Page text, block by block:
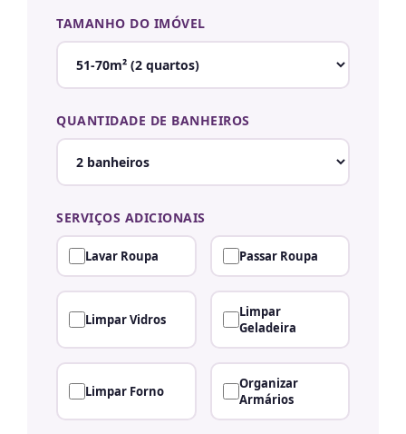
TAMANHO DO IMÓVEL
QUANTIDADE DE BANHEIROS
SERVIÇOS ADICIONAIS
Lavar Roupa Passar Roupa
Limpar Vidros
Limpar
Geladeira
Limpar Forno
Organizar
Armários